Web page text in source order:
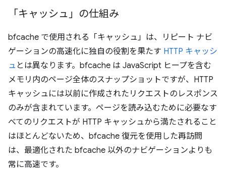
「キャッシュ」の仕組み
bfcache で使用される「キャッシュ」は、リピート ナビ
ゲーションの高速化に独自の役割を果たす HTTP キャッシ
ュ とは異なります。bfcache は JavaScript ヒープを含む
メモリ内のページ全体のスナップショットですが、HTTP
キャッシュには以前に作成されたリクエストのレスポンス
のみが含まれています。ページを読み込むために必要なす
べてのリクエストが HTTP キャッシュから満たされること
はほとんどないため、bfcache 復元を使用した再訪問
は、最適化された bfcache 以外のナビゲーションよりも
常に高速です。